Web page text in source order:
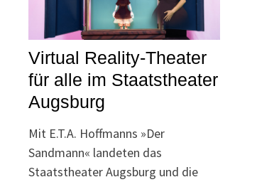
Virtual Reality-Theater
für alle im Staatstheater
Augsburg
Mit E.T.A. Hoffmanns »Der
Sandmann« landeten das
Staatstheater Augsburg und die